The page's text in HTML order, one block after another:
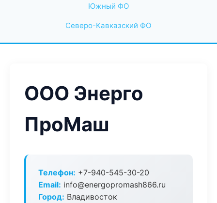
Южный ФО
Северо-Кавказский ФО
ООО Энерго
ПроМаш
Телефон: +7-940-545-30-20
Email: info@energopromash866.ru
Город: Владивосток